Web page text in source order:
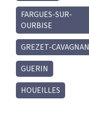
FARGUES-SUR-
OURBISE
GREZET-CAVAGNAN
GUERIN
HOUEILLES